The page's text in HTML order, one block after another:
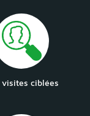
visites ciblées